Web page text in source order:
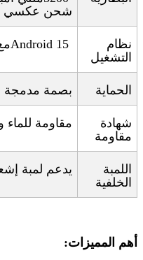
شحن عكسي 10 واط
نظام
التشغيل
Android 15
الحماية بصمة مدمجة
شهادة
مقاومة
مقاومة للماء
اللمبة
الخلفية
يدعم لمبة
أهم المميزات: